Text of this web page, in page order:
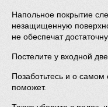
Напольное покрытие
незащищенную
не обеспечат
Постелите у входной
Позаботьтесь и о
поможет.